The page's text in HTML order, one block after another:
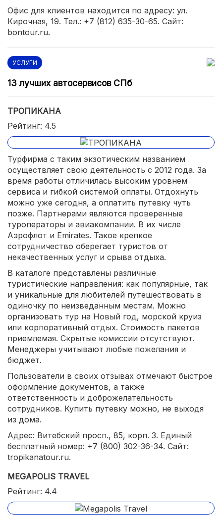
Офис для клиентов находится по адресу: ул.
Кирочная, 19. Тел.: +7 (812) 635-30-65. Сайт:
bontour.ru.
УСЛУГИ
13 лучших автосервисов СПб
ТРОПИКАНА
Рейтинг: 4.5
Турфирма с таким экзотическим названием
осуществляет свою деятельность с 2012 года. За
время работы отличилась высоким уровнем
сервиса и гибкой системой оплаты. Отдохнуть
можно уже сегодня, а оплатить путевку чуть
позже. Партнерами являются проверенные
туроператоры и авиакомпании. В их числе
Аэрофлот и Emirates. Такое крепкое
сотрудничество оберегает туристов от
некачественных услуг и срыва отдыха.
В каталоге представлены различные
туристические направления: как популярные, так
и уникальные для любителей путешествовать в
одиночку по неизведанным местам. Можно
организовать тур на Новый год, морской круиз
или корпоративный отдых. Стоимость пакетов
приемлемая. Скрытые комиссии отсутствуют.
Менеджеры учитывают любые пожелания и
бюджет.
Пользователи в своих отзывах отмечают быстрое
оформление документов, а также
ответственность и доброжелательность
сотрудников. Купить путевку можно, не выходя
из дома.
Адрес: Витебский просп., 85, корп. 3. Единый
бесплатный номер: +7 (800) 302-36-34. Сайт:
tropikanatour.ru.
MEGAPOLIS TRAVEL
Рейтинг: 4.4